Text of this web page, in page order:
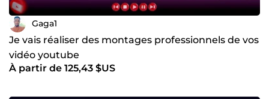
Gaga1
Je vais réaliser des montages professionnels de vos
vidéo youtube
À partir de 125,43 $US